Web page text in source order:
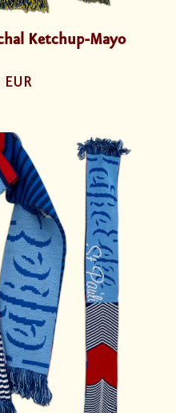
Ketchup-Mayo